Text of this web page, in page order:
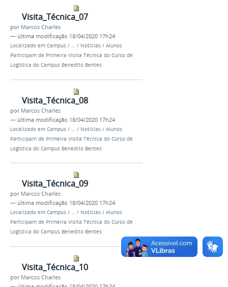
Visita_Técnica_07
por Marcos Charles
— última modificação 18/04/2020 17h24
Localizado em Campus / … / Notícias / Alunos
Participam de Primeira Visita Técnica do Curso de
Logística do Campus Benedito Bentes
Visita_Técnica_08
por Marcos Charles
— última modificação 18/04/2020 17h24
Localizado em Campus / / Notícias / Alunos
Participam de Primeira Visita Técnica do Curso de
Logística do Campus Benedito Bentes
Visita_Técnica_09
por Marcos Charles
— última modificação 18/04/2020 17h24
Localizado em Campus / … / Notícias / Alunos
Participam de Primeira Visita Técnica do Curso de
Logística do Campus Benedito Bentes
Visita_Técnica_10
por Marcos Charles